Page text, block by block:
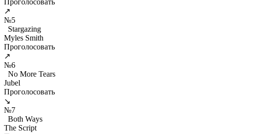
↗
№5
Stargazing
Myles Smith
Проголосовать
↗
№6
No More Tears
Jubel
Проголосовать
↘
№7
Both Ways
The Script